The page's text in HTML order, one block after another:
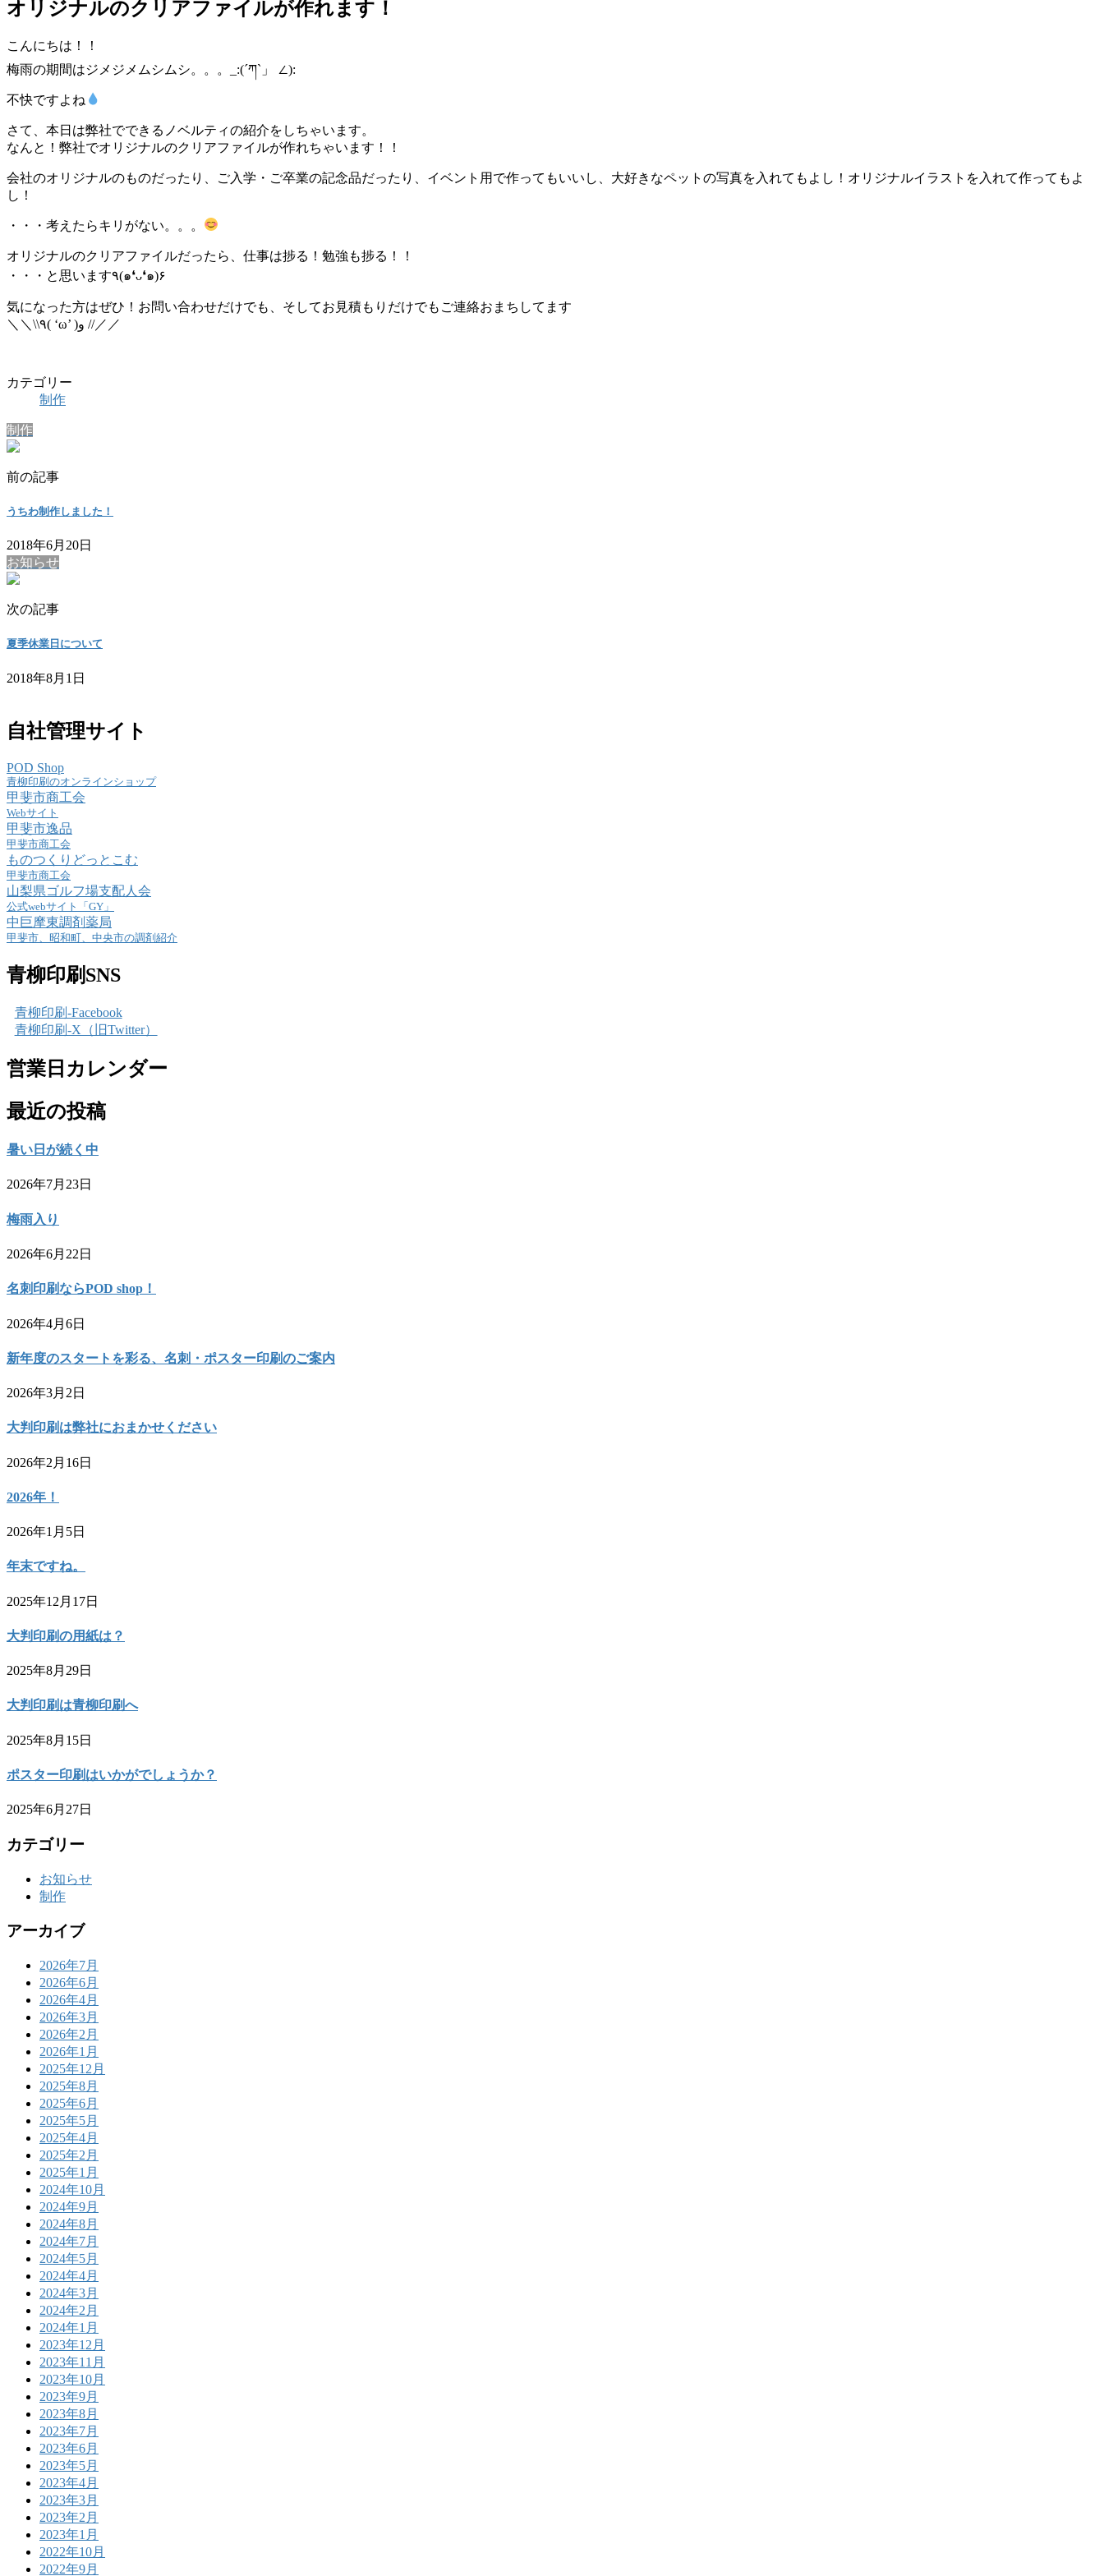
オリジナルのクリアファイルが作れます！
こんにちは！！
梅雨の期間はジメジメムシムシ。。。_:(´ཀ`」 ∠):
不快ですよね
さて、本日は弊社でできるノベルティの紹介をしちゃいます。
なんと！弊社でオリジナルのクリアファイルが作れちゃいます！！
会社のオリジナルのものだったり、ご入学・ご卒業の記念品だったり、イベント用で作ってもいいし、大好きなペットの写真を入れてもよし！オリジナルイラストを入れて作ってもよ
し！
・・・考えたらキリがない。。。
オリジナルのクリアファイルだったら、仕事は捗る！勉強も捗る！！
・・・と思います٩(๑❛ᴗ❛๑)۶
気になった方はぜひ！お問い合わせだけでも、そしてお見積もりだけでもご連絡おまちしてます
＼＼\\٩( ‘ω’ )و //／／
カテゴリー
制作
制作
前の記事
うちわ制作しました！
2018年6月20日
お知らせ
次の記事
夏季休業日について
2018年8月1日
自社管理サイト
POD Shop
青柳印刷のオンラインショップ
甲斐市商工会
Webサイト
甲斐市逸品
甲斐市商工会
ものつくりどっとこむ
甲斐市商工会
山梨県ゴルフ場支配人会
公式webサイト「GY」
中巨摩東調剤薬局
甲斐市、昭和町、中央市の調剤紹介
青柳印刷SNS
青柳印刷-Facebook
青柳印刷-X（旧Twitter）
営業日カレンダー
最近の投稿
暑い日が続く中
2026年7月23日
梅雨入り
2026年6月22日
名刺印刷ならPOD shop！
2026年4月6日
新年度のスタートを彩る、名刺・ポスター印刷のご案内
2026年3月2日
大判印刷は弊社におまかせください
2026年2月16日
2026年！
2026年1月5日
年末ですね。
2025年12月17日
大判印刷の用紙は？
2025年8月29日
大判印刷は青柳印刷へ
2025年8月15日
ポスター印刷はいかがでしょうか？
2025年6月27日
カテゴリー
お知らせ
制作
アーカイブ
2026年7月
2026年6月
2026年4月
2026年3月
2026年2月
2026年1月
2025年12月
2025年8月
2025年6月
2025年5月
2025年4月
2025年2月
2025年1月
2024年10月
2024年9月
2024年8月
2024年7月
2024年5月
2024年4月
2024年3月
2024年2月
2024年1月
2023年12月
2023年11月
2023年10月
2023年9月
2023年8月
2023年7月
2023年6月
2023年5月
2023年4月
2023年3月
2023年2月
2023年1月
2022年10月
2022年9月